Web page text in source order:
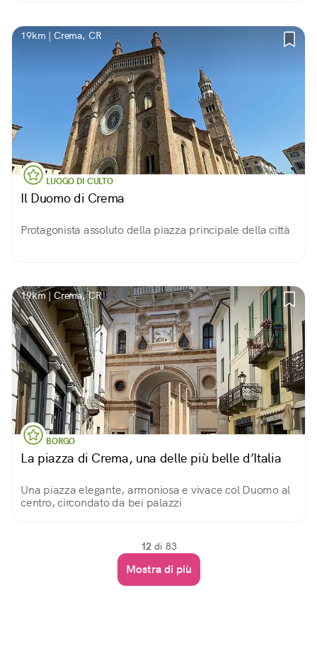
19km | Crema, CR
LUOGO DI CULTO
Il Duomo di Crema
Protagonista assoluto della piazza principale della città
19km | Crema, CR
BORGO
La piazza di Crema, una delle più belle d’Italia
Una piazza elegante, armoniosa e vivace col Duomo al
centro, circondato da bei palazzi
12 di 83
Mostra di più